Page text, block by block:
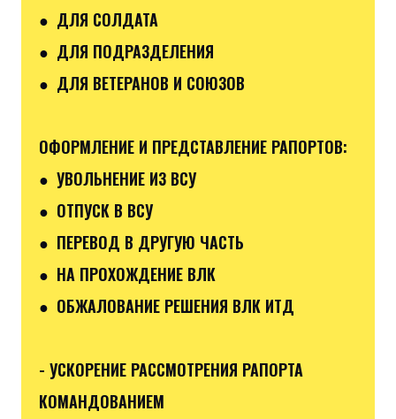
● ДЛЯ СОЛДАТА
● ДЛЯ ПОДРАЗДЕЛЕНИЯ
● ДЛЯ ВЕТЕРАНОВ И СОЮЗОВ
ОФОРМЛЕНИЕ И ПРЕДСТАВЛЕНИЕ РАПОРТОВ:
● УВОЛЬНЕНИЕ ИЗ ВСУ
● ОТПУСК В ВСУ
● ПЕРЕВОД В ДРУГУЮ ЧАСТЬ
● НА ПРОХОЖДЕНИЕ ВЛК
● ОБЖАЛОВАНИЕ РЕШЕНИЯ ВЛК ИТД
- УСКОРЕНИЕ РАССМОТРЕНИЯ РАПОРТА
КОМАНДОВАНИЕМ